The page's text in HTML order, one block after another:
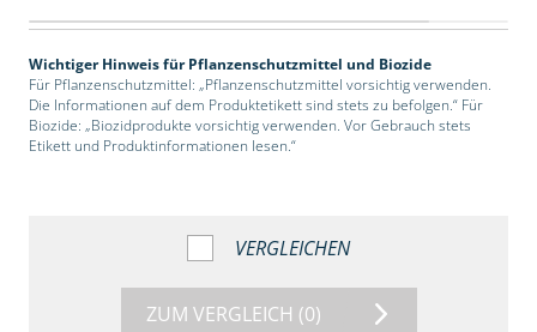
Wichtiger Hinweis für Pflanzenschutzmittel und Biozide
Für Pflanzenschutzmittel: „Pflanzenschutzmittel vorsichtig verwenden.
Die Informationen auf dem Produktetikett sind stets zu befolgen.“ Für
Biozide: „Biozidprodukte vorsichtig verwenden. Vor Gebrauch stets
Etikett und Produktinformationen lesen.“
VERGLEICHEN
ZUM VERGLEICH (0)